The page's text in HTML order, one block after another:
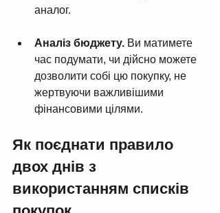
аналог.
Аналіз бюджету. Ви матимете
час подумати, чи дійсно можете
дозволити собі цю покупку, не
жертвуючи важливішими
фінансовими цілями.
Як поєднати правило
двох днів з
використанням списків